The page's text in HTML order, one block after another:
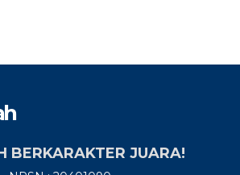
BERKARAKTER JUARA!